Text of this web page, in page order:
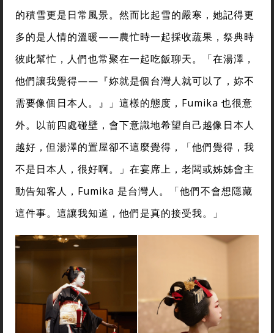
的積雪更是日常風景。然而比起雪的嚴寒，她記得更
多的是人情的溫暖——農忙時一起採收蔬果，祭典時
彼此幫忙，人們也常聚在一起吃飯聊天。「在湯澤，
他們讓我覺得——『妳就是個台灣人就可以了，妳不
需要像個日本人。』」這樣的態度，Fumika 也很意
外。以前四處碰壁，會下意識地希望自己越像日本人
越好，但湯澤的置屋卻不這麼覺得，「他們覺得，我
不是日本人，很好啊。」在宴席上，老闆或姊姊會主
動告知客人，Fumika 是台灣人。「他們不會想隱藏
這件事。這讓我知道，他們是真的接受我。」